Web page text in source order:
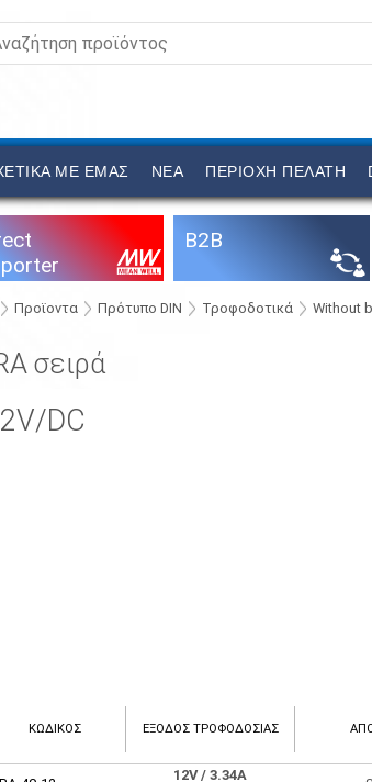
ΜΕ ΕΜΆΣ ΝΕΑ ΠΕΡΙΟΧΉ ΠΕΛΆΤΗ
B2B
Προϊοντα Πρότυπο DIN Τροφοδοτικά Without
σειρά
DC
ΚΩΔΙΚΟΣ ΈΞΟΔΟΣ ΤΡΟΦΟΔΟΣΊΑΣ
12V/ 3.34A